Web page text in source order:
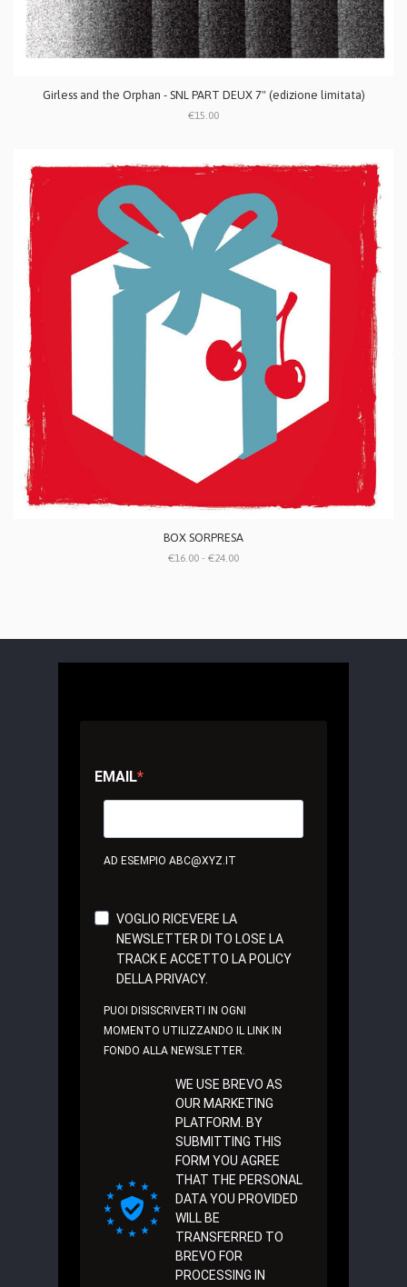
Girless and the Orphan - SNL PART DEUX 7" (edizione limitata)
€15.00
BOX SORPRESA
€16.00 - €24.00
EMAIL
AD ESEMPIO ABC@XYZ.IT
VOGLIO RICEVERE LA
NEWSLETTER DI TO LOSE LA
TRACK E ACCETTO LA POLICY
DELLA PRIVACY.
PUOI DISISCRIVERTI IN OGNI
MOMENTO UTILIZZANDO IL LINK IN
FONDO ALLA NEWSLETTER.
WE USE BREVO AS
OUR MARKETING
PLATFORM. BY
SUBMITTING THIS
FORM YOU AGREE
THAT THE PERSONAL
DATA YOU PROVIDED
WILL BE
TRANSFERRED TO
BREVO FOR
PROCESSING IN